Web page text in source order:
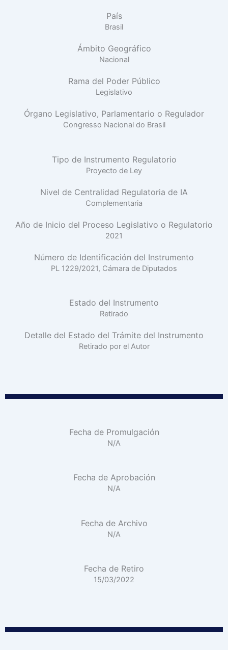
País
Brasil
Ámbito Geográfico
Nacional
Rama del Poder Público
Legislativo
Órgano Legislativo, Parlamentario o Regulador
Congresso Nacional do Brasil
Tipo de Instrumento Regulatorio
Proyecto de Ley
Nivel de Centralidad Regulatoria de IA
Complementaria
Año de Inicio del Proceso Legislativo o Regulatorio
2021
Número de Identificación del Instrumento
PL 1229/2021, Cámara de Diputados
Estado del Instrumento
Retirado
Detalle del Estado del Trámite del Instrumento
Retirado por el Autor
Fecha de Promulgación
N/A
Fecha de Aprobación
N/A
Fecha de Archivo
N/A
Fecha de Retiro
15/03/2022